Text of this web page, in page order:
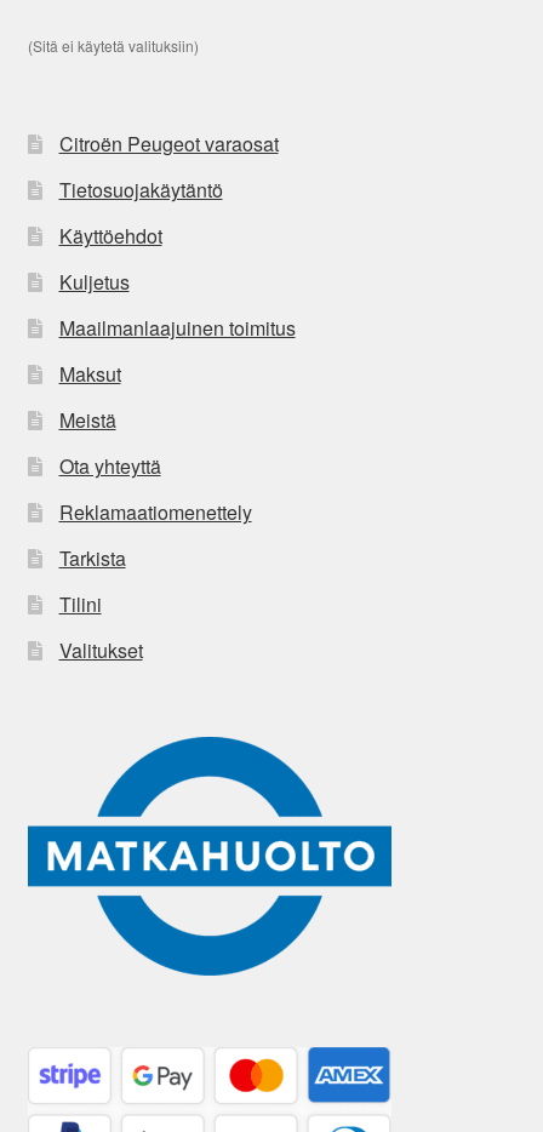
(Sitä ei käytetä valituksiin)
Citroën Peugeot varaosat
Tietosuojakäytäntö
Käyttöehdot
Kuljetus
Maailmanlaajuinen toimitus
Maksut
Meistä
Ota yhteyttä
Reklamaatiomenettely
Tarkista
Tilini
Valitukset